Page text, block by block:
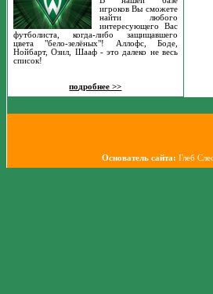
игроков Вы сможете
найти любого
интересующего Вас
футболиста, когда-либо защищавшего
цвета "бело-зелёных"! Аллофс, Боде,
Нойбарт, Озил, Шааф - это далеко не весь
список!
подробнее >>
Основатель сайта: Глеб